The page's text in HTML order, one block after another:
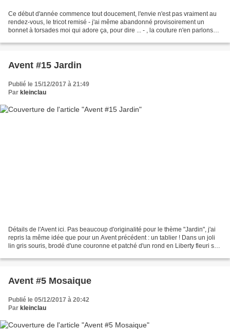
Ce début d'année commence tout doucement, l'envie n'est pas vraiment au
rendez-vous, le tricot remisé - j'ai même abandonné provisoirement un
bonnet à torsades moi qui adore ça, pour dire ... - , la couture n'en parlons
Avent #15 Jardin
Publié le 15/12/2017 à 21:49
Par kleinclau
Détails de l'Avent ici. Pas beaucoup d'originalité pour le thème "Jardin", j'ai
repris la même idée que pour un Avent précédent : un tablier ! Dans un joli
lin gris souris, brodé d'une couronne et patché d'un rond en Liberty fleuri sur
Avent #5 Mosaique
Publié le 05/12/2017 à 20:42
Par kleinclau